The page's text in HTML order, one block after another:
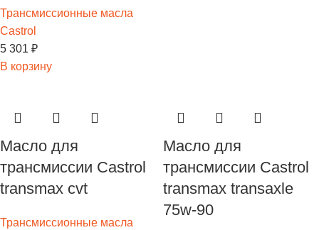
Трансмиссионные масла
Castrol
5 301 ₽
В корзину
Масло для
трансмиссии Castrol
transmax cvt
Трансмиссионные масла
Масло для
трансмиссии Castrol
transmax transaxle
75w-90